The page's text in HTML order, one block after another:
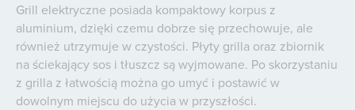
Grill elektryczne posiada kompaktowy korpus z
aluminium, dzięki czemu dobrze się przechowuje, ale
również utrzymuje w czystości. Płyty grilla oraz zbiornik
na ściekający sos i tłuszcz są wyjmowane. Po skorzystaniu
z grilla z łatwością można go umyć i postawić w
dowolnym miejscu do użycia w przyszłości.